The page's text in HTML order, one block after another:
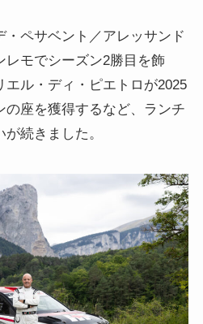
・ペサベント／アレッサンド
レモでシーズン2勝目を飾
エル・ディ・ピエトロが2025
の座を獲得するなど、ランチ
続きました。